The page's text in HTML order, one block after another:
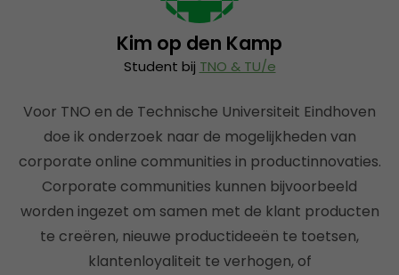
Kim op den Kamp
Student bij TNO & TU/e
Voor TNO en de Technische Universiteit Eindhoven
doe ik onderzoek naar de mogelijkheden van
corporate online communities in productinnovaties.
Corporate communities kunnen bijvoorbeeld
worden ingezet om samen met de klant producten
te creëren, nieuwe productideeën te toetsen,
klantenloyaliteit te verhogen, of